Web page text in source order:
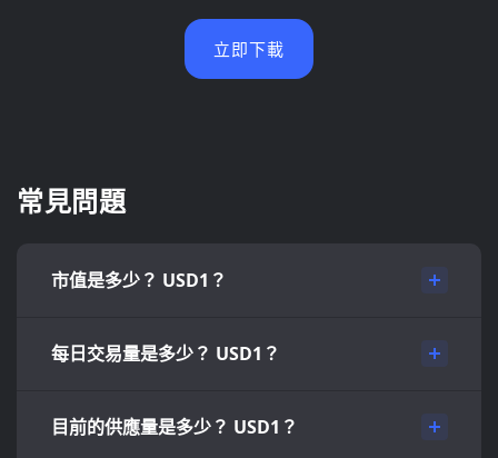
立即下載
常見問題
市值是多少？ USD1？
每日交易量是多少？ USD1？
目前的供應量是多少？ USD1？